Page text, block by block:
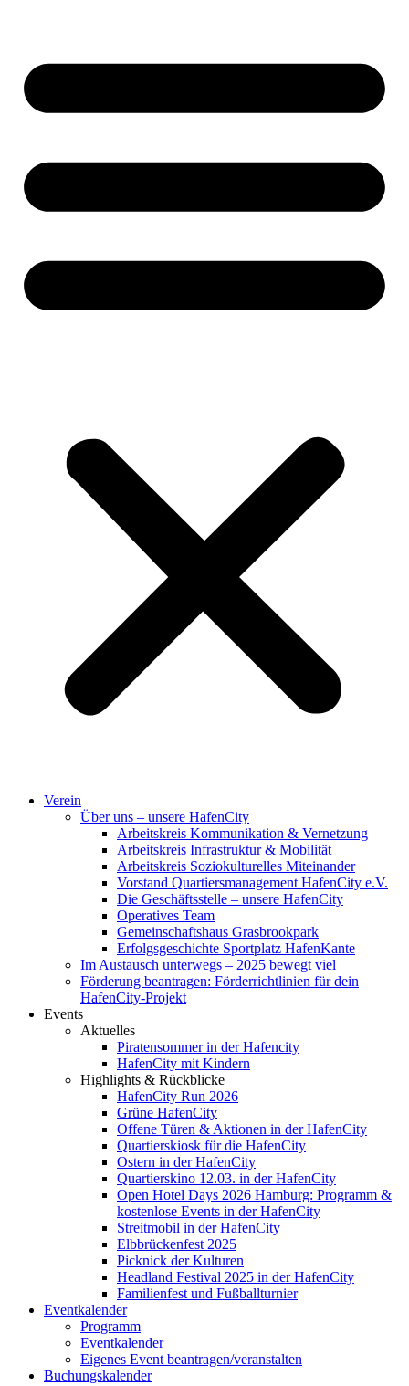
Verein
Über uns – unsere HafenCity
Arbeitskreis Kommunikation & Vernetzung
Arbeitskreis Infrastruktur & Mobilität
Arbeitskreis Soziokulturelles Miteinander
Vorstand Quartiersmanagement HafenCity e.V.
Die Geschäftsstelle – unsere HafenCity
Operatives Team
Gemeinschaftshaus Grasbrookpark
Erfolgsgeschichte Sportplatz HafenKante
Im Austausch unterwegs – 2025 bewegt viel
Förderung beantragen: Förderrichtlinien für dein
HafenCity-Projekt
Events
Aktuelles
Piratensommer in der Hafencity
HafenCity mit Kindern
Highlights & Rückblicke
HafenCity Run 2026
Grüne HafenCity
Offene Türen & Aktionen in der HafenCity
Quartierskiosk für die HafenCity
Ostern in der HafenCity
Quartierskino 12.03. in der HafenCity
Open Hotel Days 2026 Hamburg: Programm &
kostenlose Events in der HafenCity
Streitmobil in der HafenCity
Elbbrückenfest 2025
Picknick der Kulturen
Headland Festival 2025 in der HafenCity
Familienfest und Fußballturnier
Eventkalender
Programm
Eventkalender
Eigenes Event beantragen/veranstalten
Buchungskalender